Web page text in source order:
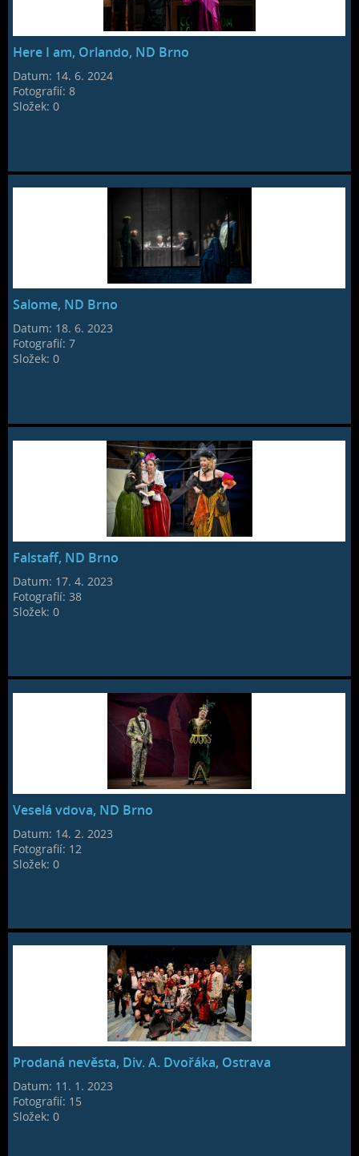
Here I am, Orlando, ND Brno
Datum: 14. 6. 2024
Fotografií:8
Složek:0
Salome, ND Brno
Datum: 18. 6. 2023
Fotografií:7
Složek:0
Falstaff, ND Brno
Datum: 17. 4. 2023
Fotografií:38
Složek:0
Veselá vdova, ND Brno
Datum: 14. 2. 2023
Fotografií: 12
Složek:0
Prodaná nevěsta, Div. A. Dvořáka, Ostrava
Datum: 11. 1. 2023
Fotografií: 15
Složek:0